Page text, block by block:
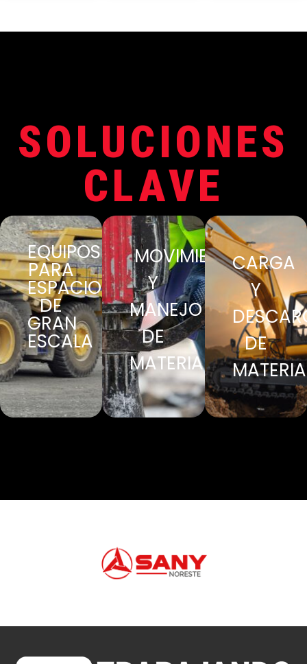
SOLUCIONES
CLAVE
EQUIPOS
PARA
ESPACIOS
DE
GRAN
ESCALA
MOVIMIENTO
Y
MANEJO
DE
MATERIALES
CARGA
Y
DE